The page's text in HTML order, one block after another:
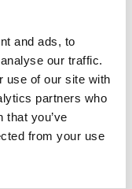
and ads, to
our traffic.
use of our site with
partners who
that you’ve
from your use
Timboholm i
guldskatt